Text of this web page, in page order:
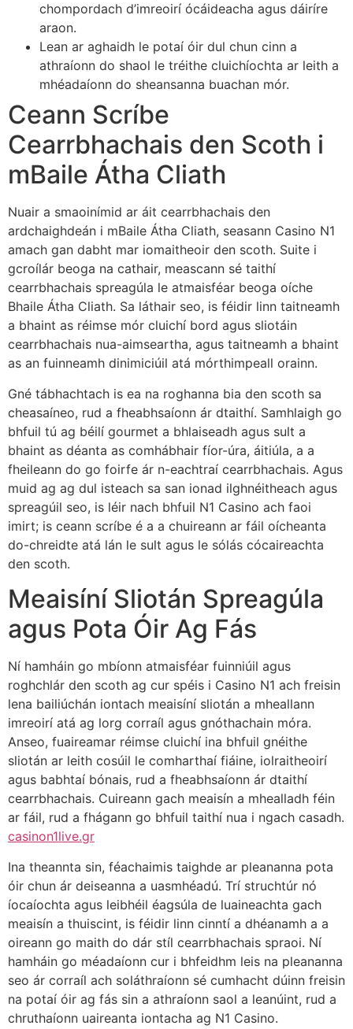
chompordach d’imreoirí ócáideacha agus dáiríre
araon.
Lean ar aghaidh le potaí óir dul chun cinn a
athraíonn do shaol le tréithe cluichíochta ar leith a
mhéadaíonn do sheansanna buachan mór.
Ceann Scríbe
Cearrbhachais den Scoth i
mBaile Átha Cliath
Nuair a smaoinímid ar áit cearrbhachais den
ardchaighdeán i mBaile Átha Cliath, seasann Casino N1
amach gan dabht mar iomaitheoir den scoth. Suite i
gcroílár beoga na cathair, meascann sé taithí
cearrbhachais spreagúla le atmaisféar beoga oíche
Bhaile Átha Cliath. Sa láthair seo, is féidir linn taitneamh
a bhaint as réimse mór cluichí bord agus sliotáin
cearrbhachais nua-aimseartha, agus taitneamh a bhaint
as an fuinneamh dinimiciúil atá mórthimpeall orainn.
Gné tábhachtach is ea na roghanna bia den scoth sa
cheasaíneo, rud a fheabhsaíonn ár dtaithí. Samhlaigh go
bhfuil tú ag béilí gourmet a bhlaiseadh agus sult a
bhaint as déanta as comhábhair fíor-úra, áitiúla, a a
fheileann do go foirfe ár n-eachtraí cearrbhachais. Agus
muid ag ag dul isteach sa san ionad ilghnéitheach agus
spreagúil seo, is léir nach bhfuil N1 Casino ach faoi
imirt; is ceann scríbe é a a chuireann ar fáil oícheanta
do-chreidte atá lán le sult agus le sólás cócaireachta
den scoth.
Meaisíní Sliotán Spreagúla
agus Pota Óir Ag Fás
Ní hamháin go mbíonn atmaisféar fuinniúil agus
roghchlár den scoth ag cur spéis i Casino N1 ach freisin
lena bailiúchán iontach meaisíní sliotán a mheallann
imreoirí atá ag lorg corraíl agus gnóthachain móra.
Anseo, fuaireamar réimse cluichí ina bhfuil gnéithe
sliotán ar leith cosúil le comharthaí fiáine, iolraitheoirí
agus babhtaí bónais, rud a fheabhsaíonn ár dtaithí
cearrbhachais. Cuireann gach meaisín a mhealladh féin
ar fáil, rud a fhágann go bhfuil taithí nua i ngach casadh.
casinon1live.gr
Ina theannta sin, féachaimis taighde ar pleananna pota
óir chun ár deiseanna a uasmhéadú. Trí struchtúr nó
íocaíochta agus leibhéil éagsúla de luaineachta gach
meaisín a thuiscint, is féidir linn cinntí a dhéanamh a a
oireann go maith do dár stíl cearrbhachais spraoi. Ní
hamháin go méadaíonn cur i bhfeidhm leis na pleananna
seo ár corraíl ach soláthraíonn sé cumhacht dúinn freisin
na potaí óir ag fás sin a athraíonn saol a leanúint, rud a
chruthaíonn uaireanta iontacha ag N1 Casino.